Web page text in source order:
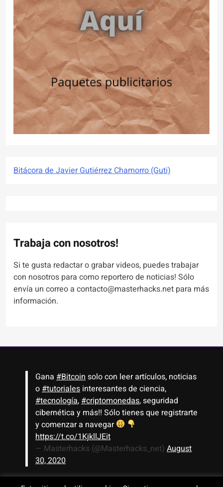
Bitácora de Javier Gutiérrez Chamorro (Guti)
Trabaja con nosotros!
Si te gusta redactar o grabar videos, puedes trabajar
con nosotros para como reportero de noticias! Sólo
envía un correo a contacto@masterhacks.net para más
información.
Gana #Bitcoin solo con leer artículos, noticias
o #tutoriales interesantes de ciencia,
#tecnología, #criptomonedas, seguridad
cibernética y más!! Sólo tienes que registrarte
y comenzar a navegar
https://t.co/1KjkllJEit
— Masterhacks (@Masterhacks_net) August
30, 2020